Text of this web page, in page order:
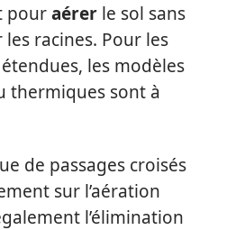
pouraérer le sol sans
racines. Pour les
les modèles
thermiques sont à
de passages croisés
sur l’aération
l’élimination